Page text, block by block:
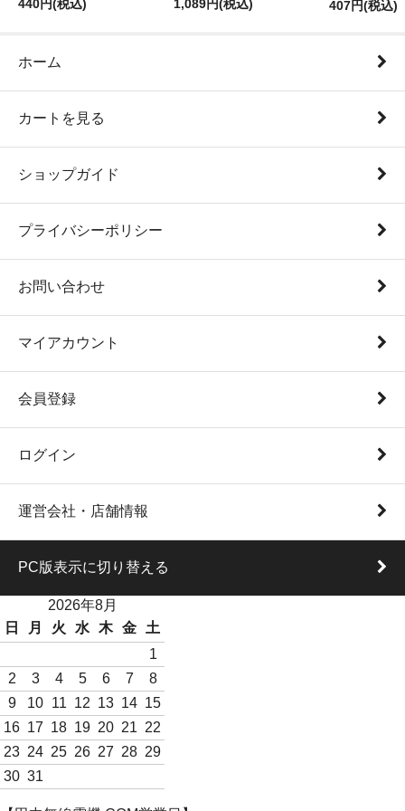
440円(税込) 1,089円(税込) 407円(税込)
ホーム
カートを見る
ショップガイド
プライバシーポリシー
お問い合わせ
マイアカウント
会員登録
ログイン
運営会社・店舗情報
PC版表示に切り替える
2026年8月
日
月 火 水 木 金
土
1
2
3 4 5 6 7
8
9
10 11 12 13 14 15
16 17 18 19 20 21 22
23 24 25 26 27 28 29
30 31